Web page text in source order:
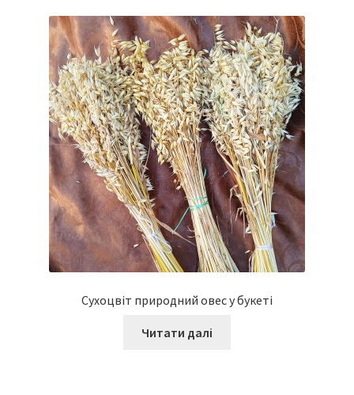
Сухоцвіт природний овес у букеті
Читати далі